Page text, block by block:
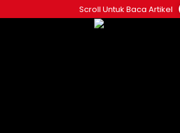
ke
Scroll Untuk Baca Artikel